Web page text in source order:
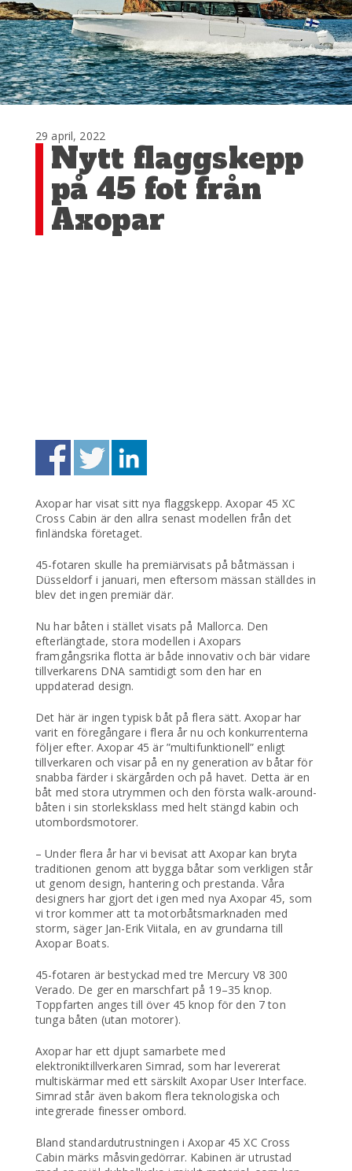
29 april, 2022
Nytt flaggskepp
på 45 fot från
Axopar
Axopar har visat sitt nya flaggskepp. Axopar 45 XC
Cross Cabin är den allra senast modellen från det
finländska företaget.
45-fotaren skulle ha premiärvisats på båtmässan i
Düsseldorf i januari, men eftersom mässan ställdes in
blev det ingen premiär där.
Nu har båten i stället visats på Mallorca. Den
efterlängtade, stora modellen i Axopars
framgångsrika flotta är både innovativ och bär vidare
tillverkarens DNA samtidigt som den har en
uppdaterad design.
Det här är ingen typisk båt på flera sätt. Axopar har
varit en föregångare i flera år nu och konkurrenterna
följer efter. Axopar 45 är ”multifunktionell” enligt
tillverkaren och visar på en ny generation av båtar för
snabba färder i skärgården och på havet. Detta är en
båt med stora utrymmen och den första walk-around-
båten i sin storleksklass med helt stängd kabin och
utombordsmotorer.
– Under flera år har vi bevisat att Axopar kan bryta
traditionen genom att bygga båtar som verkligen står
ut genom design, hantering och prestanda. Våra
designers har gjort det igen med nya Axopar 45, som
vi tror kommer att ta motorbåtsmarknaden med
storm, säger Jan-Erik Viitala, en av grundarna till
Axopar Boats.
45-fotaren är bestyckad med tre Mercury V8 300
Verado. De ger en marschfart på 19–35 knop.
Toppfarten anges till över 45 knop för den 7 ton
tunga båten (utan motorer).
Axopar har ett djupt samarbete med
elektroniktillverkaren Simrad, som har levererat
multiskärmar med ett särskilt Axopar User Interface.
Simrad står även bakom flera teknologiska och
integrerade finesser ombord.
Bland standardutrustningen i Axopar 45 XC Cross
Cabin märks måsvingedörrar. Kabinen är utrustad